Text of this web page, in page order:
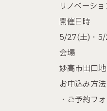
リノベーシ
開催日時
5/27(土)・
会場
妙高市田口
お申込み方法
・ご予約フ